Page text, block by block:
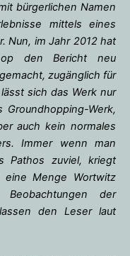
bürgerlichen Namen
mittels eines
Nun, im Jahr 2012 hat
den Bericht neu
zugänglich für
sich das Werk nur
Werk,
auch kein normales
Immer wenn man
zuviel, kriegt
Menge Wortwitz
der
den Leser laut